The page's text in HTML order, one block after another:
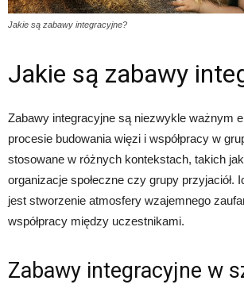
Jakie są zabawy integracyjne?
Jakie są zabawy
Zabawy integracyjne są niezwykle ważnym
procesie budowania więzi i współpracy w
stosowane w różnych kontekstach, takich jak
organizacje społeczne czy grupy przyjaciół.
jest stworzenie atmosfery wzajemnego
współpracy między uczestnikami.
Zabawy integracyjne w